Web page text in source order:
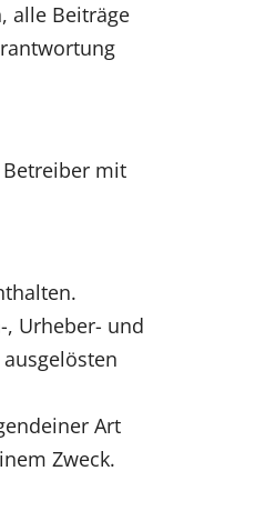
alle Beiträge
mit
Urheber- und
Art
Zweck.